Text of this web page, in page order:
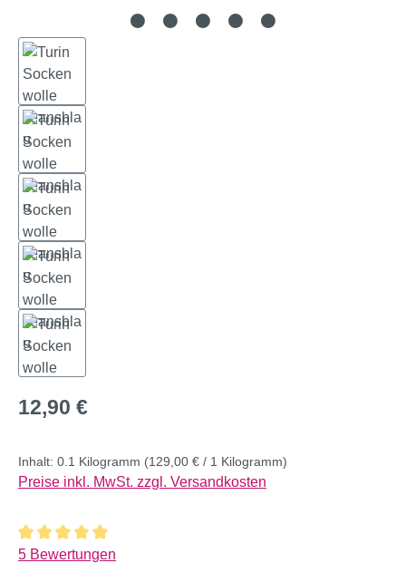
Regulärer Preis:
12,90 €
Inhalt: 0.1 Kilogramm (129,00 € / 1 Kilogramm)
Preise inkl. MwSt. zzgl. Versandkosten
Durchschnittliche Bewertung von 5 von 5 Sternen
5 Bewertungen